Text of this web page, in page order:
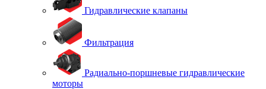
Гидравлические клапаны
Фильтрация
Радиально-поршневые гидравлические
моторы